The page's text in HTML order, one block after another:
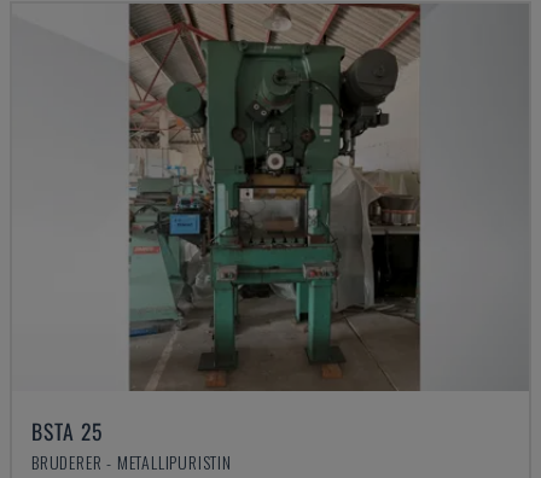
BSTA 25
BRUDERER - METALLIPURISTIN